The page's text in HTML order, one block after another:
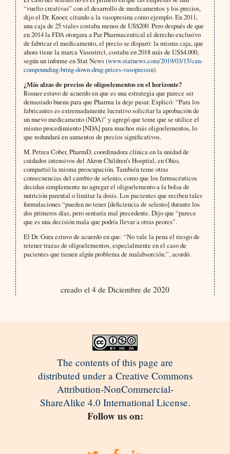
“vuelto creativas” con el desarrollo de medicamentos y los precios,
dijo el Dr. Knoer, citando a la vasopresina como ejemplo. En 2011,
una caja de 25 viales costaba menos de US$200. Pero después de que
en 2014 la FDA otorgara a Par Pharmaceutical el derecho exclusivo
de fabricar el medicamento, el precio se disparó: la misma caja, que
ahora tiene la marca Vasostrict, costaba en 2018 más de US$4.000,
según un informe en Stat News (www.statnews.com/2019/03/15/can-
compounding-bring-down-drug-prices-vasopressin).
¿Más alzas de precios de oligoelementos en el horizonte?
Rosner estuvo de acuerdo en que es una estrategia que parece ser
demasiado buena para que Pharma la deje pasar. Explicó: “Para los
fabricantes es extremadamente lucrativo solicitar la aprobación de
un nuevo medicamento (NDA)” y agregó que teme que se utilice el
mismo procedimiento [NDA] para muchos más oligoelementos, lo
que redundará en aumentos de precios significativos.
M. Petrea Cober, PharmD, coordinadora clínica en la unidad de
cuidados intensivos del Akron Children’s Hospital, en Ohio,
compartió la misma preocupación. También teme otras
consecuencias del cambio de selenio, como que los farmacéuticos
decidan simplemente no agregar el oligoelemento a la bolsa de
nutrición parental o limitar la dosis. Los pacientes que reciben tales
formulaciones “pueden no tener [deficiencia de selenio] durante los
dos primeros días, pero sentaría mal precedente. Dijo que “parece
que es una decisión mala que podría llevar a otras peores”.
El Dr. Gura estuvo de acuerdo en que: “No vale la pena el riesgo de
retener trazas de oligoelementos, especialmente en el caso de
pacientes que tienen algún problema de malabsorción.”, acordó.
creado el 4 de Diciembre de 2020
The contents of this page are
distributed under a Creative Commons
Attribution-NonCommercial-
ShareAlike 4.0 International License.
Follow us on: